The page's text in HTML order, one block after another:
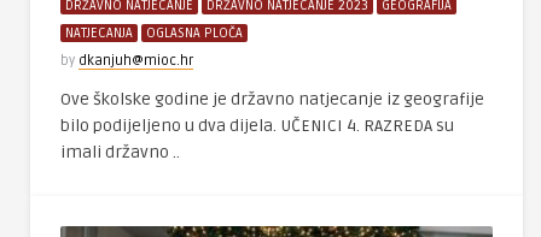
DRŽAVNO NATJECANJE DRŽAVNO NATJECANJE 2023
GEOGRAFIJA
NATJECANJA
OGLASNA PLOČA
by dkanjuh@mioc.hr
Ove školske godine je državno natjecanje iz geografije
bilo podijeljeno u dva dijela. UČENICI 4. RAZREDA su
imali državno ..